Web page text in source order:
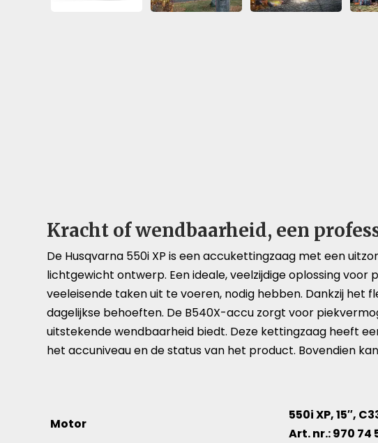
Kracht of wendbaarheid, een
De Husqvarna 550i XP is een accukettingzaag met een
lichtgewicht ontwerp. Een ideale, veelzijdige oplossing
veeleisende taken uit te voeren, nodig hebben. Dankzij het
dagelijkse behoeften. De B540X-accu zorgt voor
uitstekende wendbaarheid biedt. Deze kettingzaag heeft
het accuniveau en de status van het product. Bovendien
Motor
550i XP, 15″,
Art. nr.: 970 74